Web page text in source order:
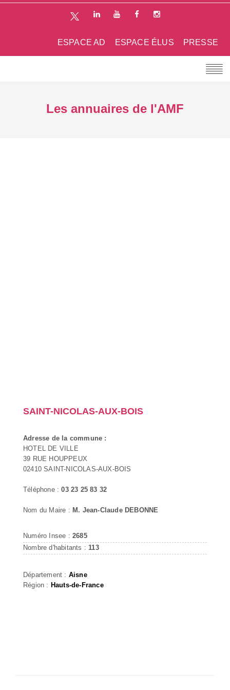
PRESSE
ESPACE ÉLUS
ESPACE AD
Les annuaires de l'AMF
SAINT-NICOLAS-AUX-BOIS
Adresse de la commune :
HOTEL DE VILLE
39 RUE HOUPPEUX
02410 SAINT-NICOLAS-AUX-BOIS
Téléphone :03 23 25 83 32
Nom du Maire : M. Jean-Claude DEBONNE
Numéro Insee : 2685
Nombre d'habitants : 113
Département : Aisne
Région : Hauts-de-France